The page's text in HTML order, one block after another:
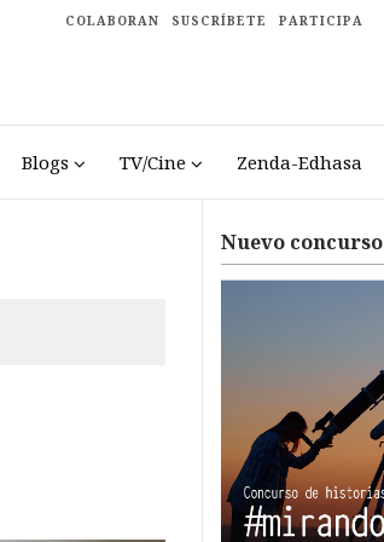
COLABORAN SUSCRÍBETE PARTICIPA
Blogs TV/Cine Zenda-Edhasa
Nuevo concurso